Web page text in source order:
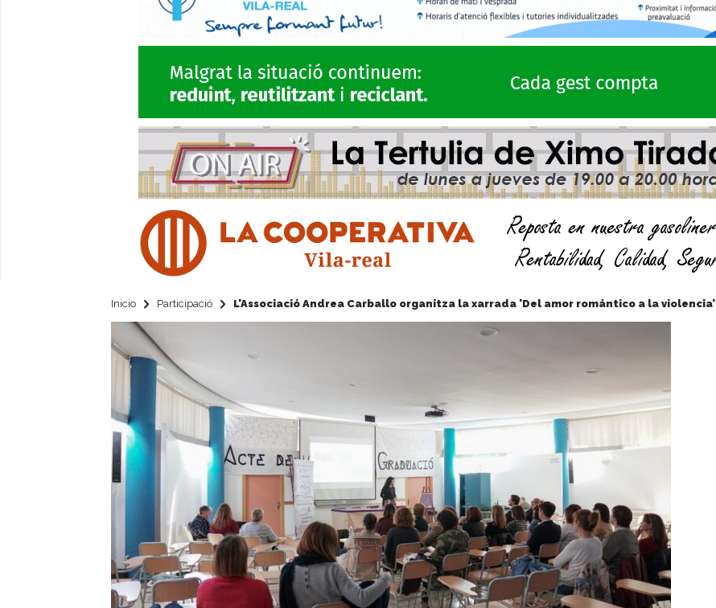
Inicio Participació L'Associació Andrea Carballo organitza la xarrada 'Del amor romántico a la violencia’